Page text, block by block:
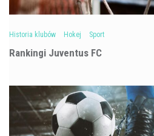
Historia klubów Hokej Sport
Rankingi Juventus FC